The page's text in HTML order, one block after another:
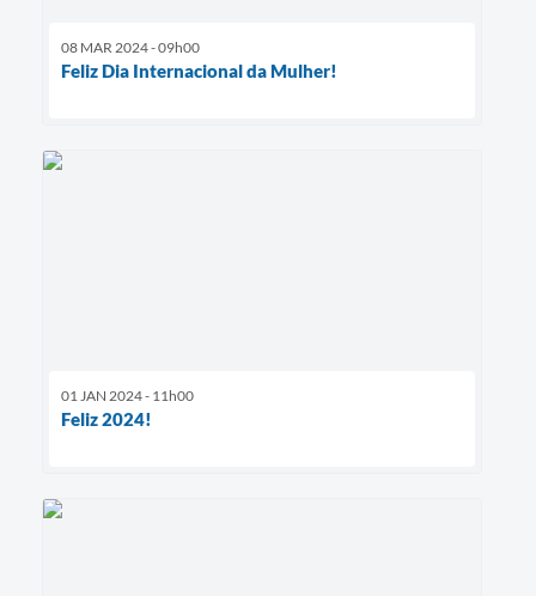
08 MAR 2024 - 09h00
Feliz Dia Internacional da Mulher!
01 JAN 2024 - 11h00
Feliz 2024!